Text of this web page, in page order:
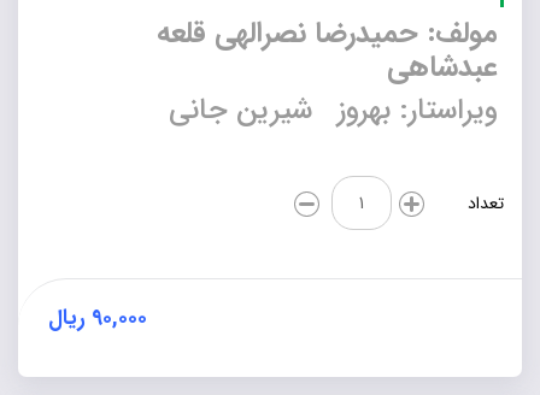
مولف: حمیدرضا نصرالهی قلعه
عبدشاهی
ویراستار: بهروز شیرین جانی
تعداد
نوشته‌هایی
شیرین
از
۹۰,۰۰۰ ریال